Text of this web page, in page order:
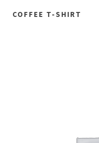
COFFEE T-SHIRT